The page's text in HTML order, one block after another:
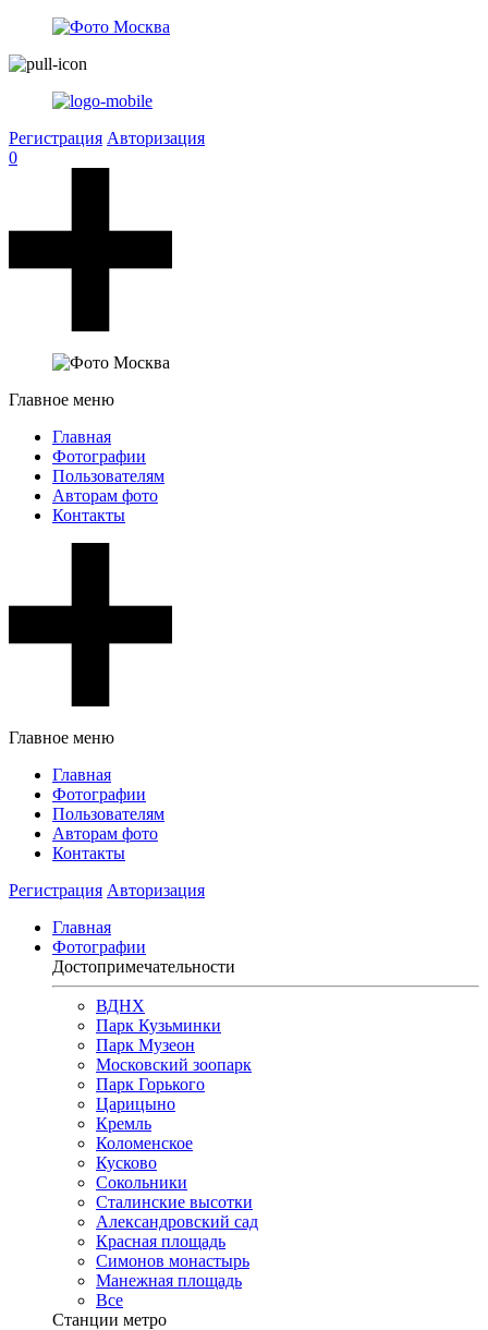
Регистрация Авторизация
0
Главное меню
Главная
Фотографии
Пользователям
Авторам фото
Контакты
Главное меню
Главная
Фотографии
Пользователям
Авторам фото
Контакты
Регистрация Авторизация
Главная
Фотографии
Достопримечательности
ВДНХ
Парк Кузьминки
Парк Музеон
Московский зоопарк
Парк Горького
Царицыно
Кремль
Коломенское
Кусково
Сокольники
Сталинские высотки
Александровский сад
Красная площадь
Симонов монастырь
Манежная площадь
Все
Станции метро